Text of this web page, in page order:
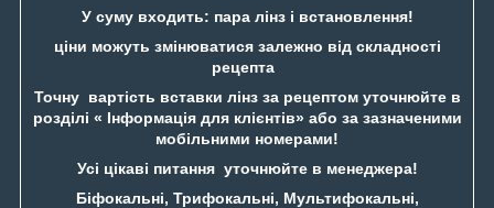
У суму входить: пара лінз і встановлення!
ціни можуть змінюватися залежно від складності
рецепта
Точну вартість вставки лінз за рецептом уточнюйте в
розділі « Інформація для клієнтів» або за зазначеними
мобільними номерами!
Усі цікаві питання уточнюйте в менеджера!
Біфокальні, Трифокальні, Мультифокальні,